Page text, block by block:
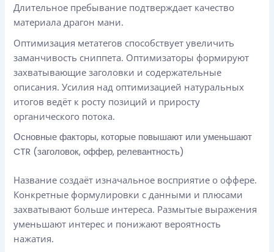
Длительное пребывание подтверждает качество
материала драгон мани.
Оптимизация метатегов способствует увеличить
заманчивость сниппета. Оптимизаторы формируют
захватывающие заголовки и содержательные
описания. Усилия над оптимизацией натуральных
итогов ведёт к росту позиций и приросту
органического потока.
Основные факторы, которые повышают или уменьшают
CTR (заголовок, оффер, релевантность)
Название создаёт изначальное восприятие о оффере.
Конкретные формулировки с данными и плюсами
захватывают больше интереса. Размытые выражения
уменьшают интерес и понижают вероятность
нажатия.